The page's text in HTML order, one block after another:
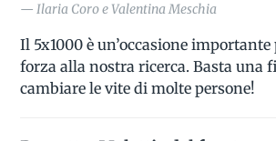
— Ilaria Coro e Valentina Meschia
Il 5x1000 è un’occasione
forza alla nostra ricerca. Basta una
cambiare le vite di molte persone!